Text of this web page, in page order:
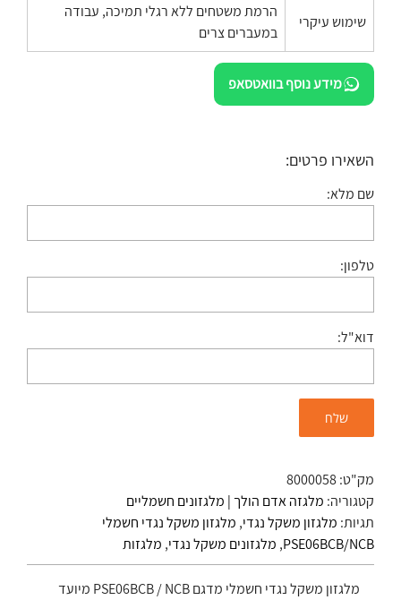
שימוש עיקרי
הרמת משטחים ללא רגלי תמיכה, עבודה
במעברים צרים
מידע נוסף בוואטסאפ
השאירו פרטים:
שם מלא:
טלפון:
דוא"ל:
מק"ט:8000058
קטגוריה: מלגזה אדם הולך | מלגזונים חשמליים
תגיות: מלגזון משקל נגדי, מלגזון משקל נגדי חשמלי
PSE06BCB/NCB
, מלגזונים משקל נגדי, מלגזות
מלגזון משקל נגדי חשמלי מדגם PSE06BCB / NCB מיועד